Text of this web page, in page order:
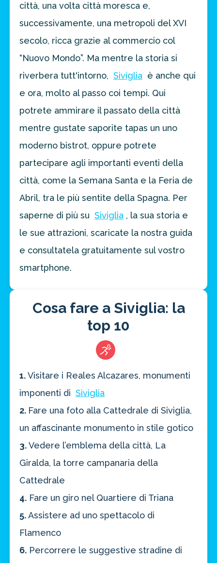
città, una volta città moresca e,
successivamente, una metropoli del XVI
secolo, ricca grazie al commercio col
“Nuovo Mondo”. Ma mentre la storia si
riverbera tutt'intorno, Siviglia è anche qui
e ora, molto al passo coi tempi. Qui
potrete ammirare il passato della città
mentre gustate saporite tapas un uno
moderno bistrot, oppure potrete
partecipare agli importanti eventi della
città, come la Semana Santa e la Feria de
Abril, tra le più sentite della Spagna. Per
saperne di più su Siviglia , la sua storia e
le sue attrazioni, scaricate la nostra guida
e consultatela gratuitamente sul vostro
smartphone.
Cosa fare a Siviglia: la
top 10
1.Visitare i Reales Alcazares, monumenti
imponenti di Siviglia
2. Fare una foto alla Cattedrale di Siviglia,
un affascinante monumento in stile gotico
3.Vedere l’emblema della città, La
Giralda, la torre campanaria della
Cattedrale
4. Fare un giro nel Quartiere di Triana
5.Assistere ad uno spettacolo di
Flamenco
6. Percorrere le suggestive stradine di